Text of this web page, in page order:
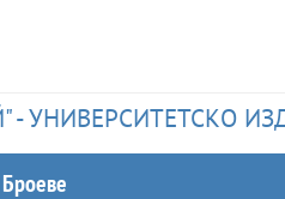
УНИВЕРСИТЕТСКО
Броеве